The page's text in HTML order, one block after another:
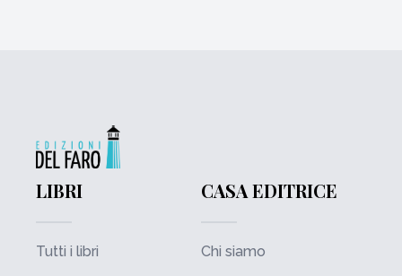
LIBRI
Tutti i libri
CASA EDITRICE
Chi siamo